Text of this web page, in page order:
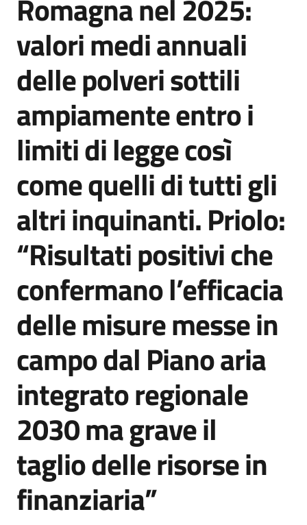
Agenzia
di
informazione
e
comunicazione
Seguici
su
Romagna nel 2025:
valori medi annuali
delle polveri sottili
ampiamente entro i
limiti di legge così
come quelli di tutti gli
altri inquinanti. Priolo:
“Risultati positivi che
confermano l’efficacia
delle misure messe in
campo dal Piano aria
integrato regionale
2030 ma grave il
taglio delle risorse in
finanziaria”